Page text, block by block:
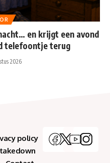
en krijgt een avond
telefoontje terug
2026
policy